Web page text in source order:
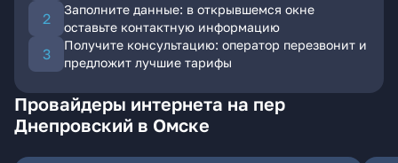
Заполните данные: в открывшемся окне
оставьте контактную информацию
Получите консультацию: оператор перезвонит и
предложит лучшие тарифы
Провайдеры интернета на пер
Днепровский в Омске